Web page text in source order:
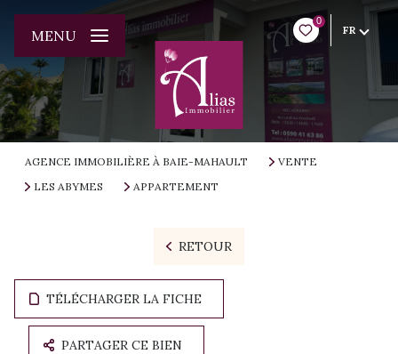
0
FR
MENU
AGENCE IMMOBILIÈRE À BAIE-MAHAULT
VENTE
LES ABYMES
APPARTEMENT
RETOUR
TÉLÉCHARGER LA FICHE
PARTAGER CE BIEN